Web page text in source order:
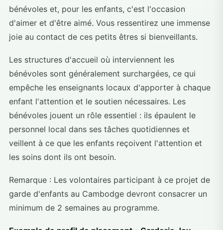
bénévoles et, pour les enfants, c'est l'occasion
d'aimer et d'être aimé. Vous ressentirez une immense
joie au contact de ces petits êtres si bienveillants.
Les structures d'accueil où interviennent les
bénévoles sont généralement surchargées, ce qui
empêche les enseignants locaux d'apporter à chaque
enfant l'attention et le soutien nécessaires. Les
bénévoles jouent un rôle essentiel : ils épaulent le
personnel local dans ses tâches quotidiennes et
veillent à ce que les enfants reçoivent l'attention et
les soins dont ils ont besoin.
Remarque : Les volontaires participant à ce projet de
garde d'enfants au Cambodge devront consacrer un
minimum de 2 semaines au programme.